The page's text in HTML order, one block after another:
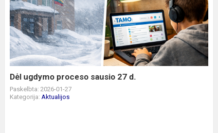
ugdymo
proceso
sausio
27
d.
Dėl ugdymo proceso sausio 27 d.
Paskelbta: 2026-01-27
Kategorija: Aktualijos